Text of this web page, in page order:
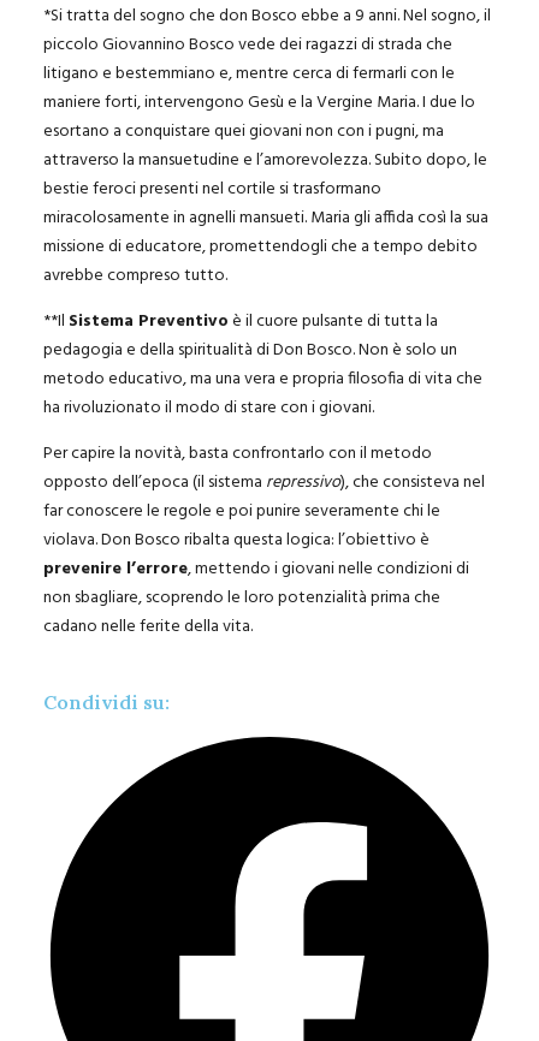
*Si tratta del sogno che don Bosco ebbe a 9 anni. Nel sogno, il
piccolo Giovannino Bosco vede dei ragazzi di strada che
litigano e bestemmiano e, mentre cerca di fermarli con le
maniere forti, intervengono Gesù e la Vergine Maria. I due lo
esortano a conquistare quei giovani non con i pugni, ma
attraverso la mansuetudine e l’amorevolezza. Subito dopo, le
bestie feroci presenti nel cortile si trasformano
miracolosamente in agnelli mansueti. Maria gli affida così la sua
missione di educatore, promettendogli che a tempo debito
avrebbe compreso tutto.
**Il Sistema Preventivoè il cuore pulsante di tutta la
pedagogia e della spiritualità di Don Bosco. Non è solo un
metodo educativo, ma una vera e propria filosofia di vita che
ha rivoluzionato il modo di stare con i giovani.
Per capire la novità, basta confrontarlo con il metodo
opposto dell’epoca (il sistema repressivo), che consisteva nel
far conoscere le regole e poi punire severamente chi le
violava. Don Bosco ribalta questa logica: l’obiettivo è
prevenire l’errore, mettendo i giovani nelle condizioni di
non sbagliare, scoprendo le loro potenzialità prima che
cadano nelle ferite della vita.
Condividi su: